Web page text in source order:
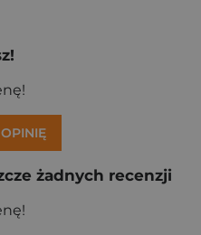
żadnych recenzji